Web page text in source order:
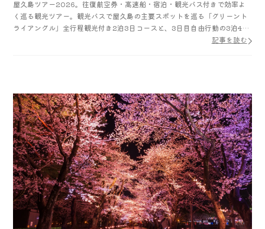
屋久島ツアー2026。往復航空券・高速船・宿泊・観光バス付きで効率よ
く巡る観光ツアー。観光バスで屋久島の主要スポットを巡る「グリーント
ライアングル」全行程観光付き2泊3日コースと、3日目自由行動の3泊4日
記事を読む